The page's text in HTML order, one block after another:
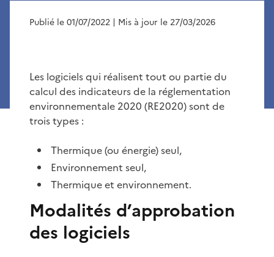
Publié le 01/07/2022 | Mis à jour le 27/03/2026
Les logiciels qui réalisent tout ou partie du
calcul des indicateurs de la réglementation
environnementale 2020 (RE2020) sont de
trois types :
Thermique (ou énergie) seul,
Environnement seul,
Thermique et environnement.
Modalités d’approbation
des logiciels